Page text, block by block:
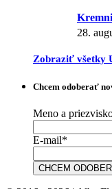
28.
Zobraziť všetky
Chcem odoberať
Meno a
E-mail*